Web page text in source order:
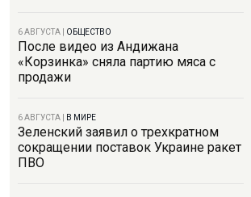
6 АВГУСТА ОБЩЕСТВО
После видео из Андижана
«Корзинка» сняла партию мяса с
продажи
6 АВГУСТА В МИРЕ
Зеленский заявил о трехкратном
сокращении поставок Украине ракет
ПВО